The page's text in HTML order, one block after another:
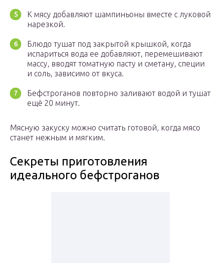
К мясу добавляют шампиньоны вместе с луковой
нарезкой.
Блюдо тушат под закрытой крышкой, когда
испариться вода ее добавляют, перемешивают
массу, вводят томатную пасту и сметану, специи
и соль, зависимо от вкуса.
Бефстроганов повторно заливают водой и тушат
ещё 20 минут.
Мясную закуску можно считать готовой, когда мясо
станет нежным и мягким.
Секреты приготовления
идеального бефстроганов